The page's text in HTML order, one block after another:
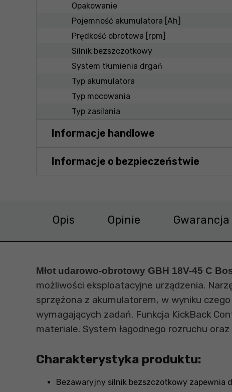
Opakowanie
Pojemność akumulatora [Ah]
Prędkość obrotowa [rpm]
Silnik bezszczotkowy
System tłumienia drgań
Typ akumulatora
Typ mocowania
Typ zasilania
Informacje handlowe
Informacje o bezpieczeństwie
Opis Opinie Gwarancja
Młot udarowo-obrotowy GBH 18V-45 C
możliwości eksploatacyjne urządzenia.
sprzężona z akumulatorem, w wyniku
wymagających zadań. Funkcja KickBack
materiale. System łagodnego rozruchu
Charakterystyka produktu:
Bezawaryjny silnik bezszczotkowy zapewnia